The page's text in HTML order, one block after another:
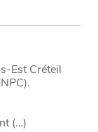
Est Créteil
(…)